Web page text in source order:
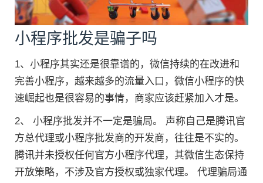
小程序批发是骗子吗
1、小程序其实还是很靠谱的，微信持续的在改进和
完善小程序，越来越多的流量入口，微信小程序的快
速崛起也是很容易的事情，商家应该赶紧加入才是。
2、 小程序批发并不一定是骗局。 声称自己是腾讯官
方总代理或小程序批发商的开发商，往往是不实的。
腾讯并未授权任何官方小程序代理，其微信生态保持
开放策略，不涉及官方授权或独家代理。 代理骗局通